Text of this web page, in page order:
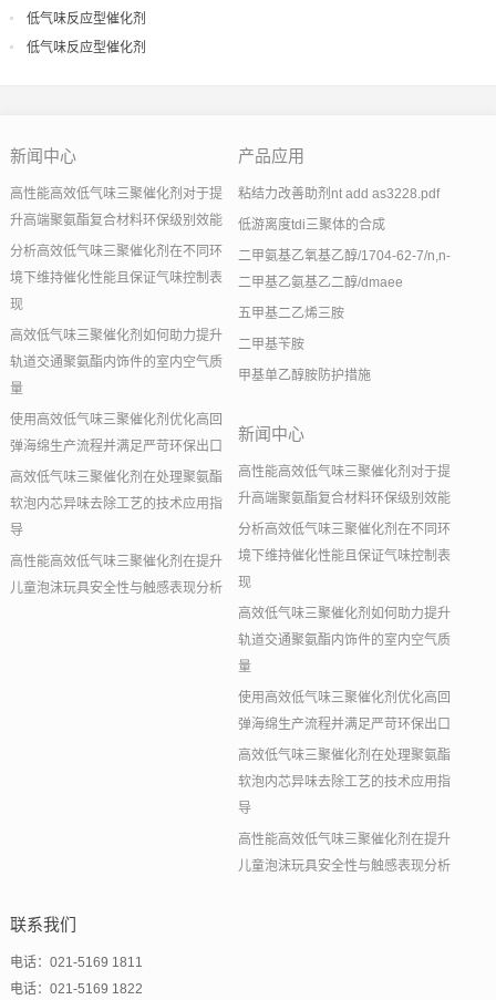
低气味反应型催化剂
低气味反应型催化剂
新闻中心
高性能高效低气味三聚催化剂对于提
升高端聚氨酯复合材料环保级别效能
分析高效低气味三聚催化剂在不同环
境下维持催化性能且保证气味控制表
现
高效低气味三聚催化剂如何助力提升
轨道交通聚氨酯内饰件的室内空气质
量
使用高效低气味三聚催化剂优化高回
弹海绵生产流程并满足严苛环保出口
高效低气味三聚催化剂在处理聚氨酯
软泡内芯异味去除工艺的技术应用指
导
高性能高效低气味三聚催化剂在提升
儿童泡沫玩具安全性与触感表现分析
产品应用
粘结力改善助剂nt add as3228.pdf
低游离度tdi三聚体的合成
二甲氨基乙氧基乙醇/1704-62-7/n,n-
二甲基乙氨基乙二醇/dmaee
五甲基二乙烯三胺
二甲基苄胺
甲基单乙醇胺防护措施
新闻中心
高性能高效低气味三聚催化剂对于提
升高端聚氨酯复合材料环保级别效能
分析高效低气味三聚催化剂在不同环
境下维持催化性能且保证气味控制表
现
高效低气味三聚催化剂如何助力提升
轨道交通聚氨酯内饰件的室内空气质
量
使用高效低气味三聚催化剂优化高回
弹海绵生产流程并满足严苛环保出口
高效低气味三聚催化剂在处理聚氨酯
软泡内芯异味去除工艺的技术应用指
导
高性能高效低气味三聚催化剂在提升
儿童泡沫玩具安全性与触感表现分析
联系我们
电话：021-5169 1811
电话：021-5169 1822